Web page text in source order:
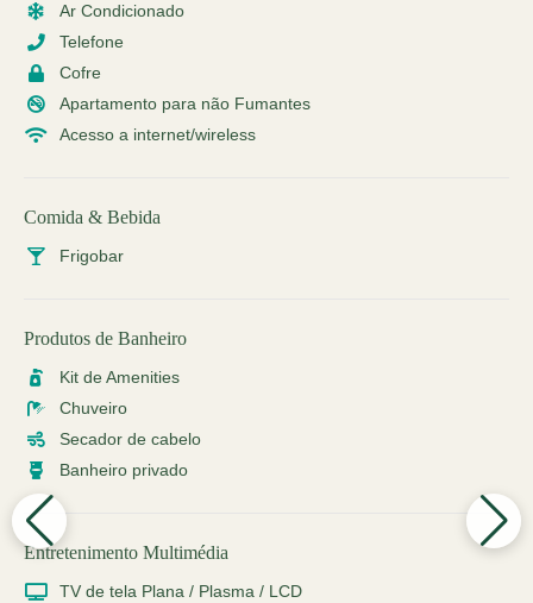
Ar Condicionado
Telefone
Cofre
Apartamento para não Fumantes
Acesso a internet/wireless
Comida & Bebida
Frigobar
Produtos de Banheiro
Kit de Amenities
Chuveiro
Secador de cabelo
Banheiro privado
Entretenimento Multimédia
TV de tela Plana / Plasma / LCD